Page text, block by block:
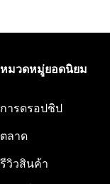
หมวดหมู่ยอดนิยม
การดรอปชิป
ตลาด
รีวิวสินค้า